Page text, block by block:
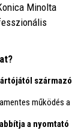
Minolta
származó
működés a
a nyomtató